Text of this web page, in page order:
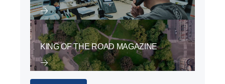
KING OF THE ROAD MAGAZINE